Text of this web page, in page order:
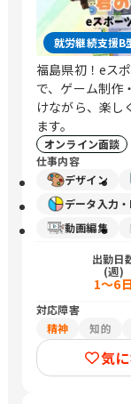
就労継続支援B
福島県初！eス
で、ゲーム制作
けながら、楽し
ます。
オンライン面談
仕事内容
デザイン
データ入力
動画編集
出勤日
(週)
1～6日
対応障害
精神
知的
気